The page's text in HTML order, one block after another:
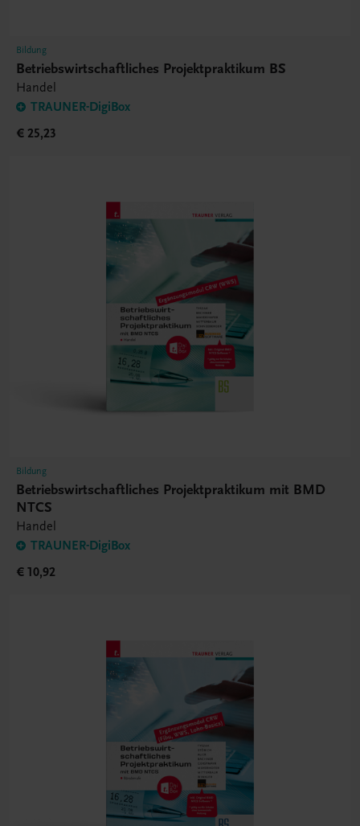
Bildung
Betriebswirtschaftliches Projektpraktikum BS
Handel
TRAUNER-DigiBox
€ 25,23
Bildung
Betriebswirtschaftliches Projektpraktikum mit BMD
NTCS
Handel
TRAUNER-DigiBox
€ 10,92